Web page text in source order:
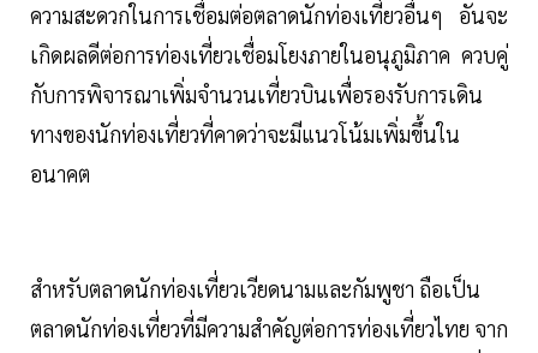
ความสะดวกในการเชื่อมต่อตลาดนักท่องเที่ยวอื่นๆ อันจะ
เกิดผลดีต่อการท่องเที่ยวเชื่อมโยงภายในอนุภูมิภาค ควบคู่
กับการพิจารณาเพิ่มจำนวนเที่ยวบินเพื่อรองรับการเดิน
ทางของนักท่องเที่ยวที่คาดว่าจะมีแนวโน้มเพิ่มขึ้นใน
อนาคต
สำหรับตลาดนักท่องเที่ยวเวียดนามและกัมพูชา ถือเป็น
ตลาดนักท่องเที่ยวที่มีความสำคัญต่อการท่องเที่ยวไทย จาก